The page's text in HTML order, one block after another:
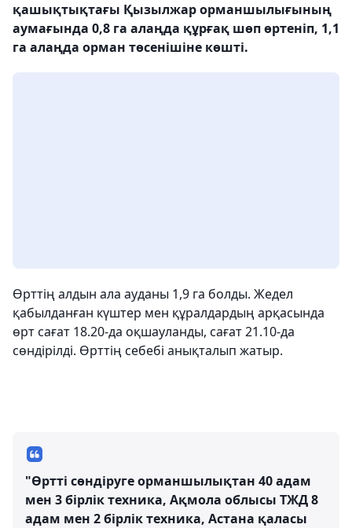
қашықтықтағы Қызылжар орманшылығының
аумағында 0,8 га алаңда құрғақ шөп өртеніп, 1,1
га алаңда орман төсенішіне көшті.
Өрттің алдын ала ауданы 1,9 га болды. Жедел
қабылданған күштер мен құралдардың арқасында
өрт сағат 18.20-да оқшауланды, сағат 21.10-да
сөндірілді. Өрттің себебі анықталып жатыр.
"Өртті сөндіруге орманшылықтан 40 адам
мен 3 бірлік техника, Ақмола облысы ТЖД 8
адам мен 2 бірлік техника, Астана қаласы